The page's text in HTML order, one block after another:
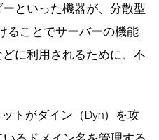
といった機器が、分散型
ることでサーバーの機能
に利用されるために、不
トがダイン（Dyn）を攻